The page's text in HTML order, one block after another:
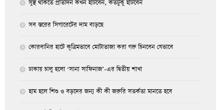
সুস্থ থাকতে প্রতিদিন কখন হাঁটবেন, কতটুকু হাঁটবেন
সব স্তরের সিগারেটের দাম বাড়ছে
কোরবানির হাটে কৃত্রিমভাবে মোটাতাজা করা গরু চিনবেন যেভাবে
ঢাকায় চালু হলো ‘সানা সাফিনাজ’-এর দ্বিতীয় শাখা
হাম হলে শিশু ও বড়দের জন্য কী কী জরুরি সতর্কতা মানতে হবে